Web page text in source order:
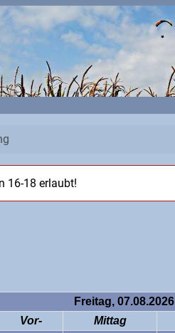
16-18 erlaubt!
Freitag, 07.08.2026
Vor-
Mittag